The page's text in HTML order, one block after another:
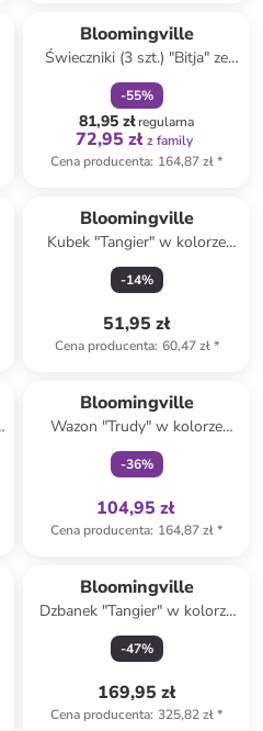
Bloomingville
Świeczniki (3 szt.) "Bitja" ze
wzorem
-55%
81,95 złregularna
72,95 zł z family
Cena producenta: 164,87 zł*
Bloomingville
Kubek "Tangier" w kolorze
zielonym - 380 ml
-14%
51,95 zł
Cena producenta: 60,47 zł*
Bloomingville
Wazon "Trudy" w kolorze
miętowo-jasnoróżowym - 19
x 19 x 7,5 cm
-36%
104,95 zł
Cena producenta: 164,87 zł*
Bloomingville
Dzbanek "Tangier" w kolorze
miętowo-pomarańczowym -
2,14 l
-47%
169,95 zł
Cena producenta: 325,82 zł*